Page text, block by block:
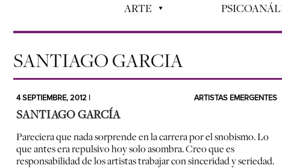
ARTE
SANTIAGO GARCIA
4 SEPTIEMBRE, 2012 | ARTISTAS EMERGENTES
SANTIAGO GARCÍA
Pareciera que nada sorprende en la carrera por el snobismo. Lo
que antes era repulsivo hoy solo asombra. Creo que es
responsabilidad de los artistas trabajar con sinceridad y seriedad.